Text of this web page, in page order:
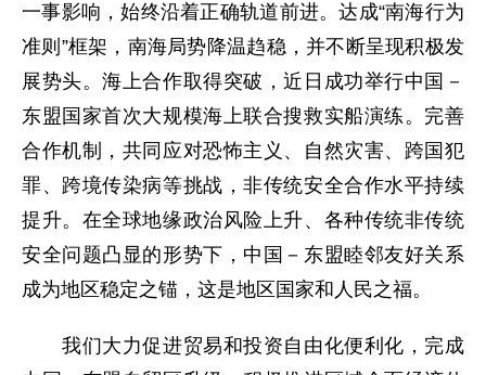
一事影响，始终沿着正确轨道前进。达成“南海行为
准则”框架，南海局势降温趋稳，并不断呈现积极发
展势头。海上合作取得突破，近日成功举行中国－
东盟国家首次大规模海上联合搜救实船演练。完善
合作机制，共同应对恐怖主义、自然灾害、跨国犯
罪、跨境传染病等挑战，非传统安全合作水平持续
提升。在全球地缘政治风险上升、各种传统非传统
安全问题凸显的形势下，中国－东盟睦邻友好关系
成为地区稳定之锚，这是地区国家和人民之福。
我们大力促进贸易和投资自由化便利化，完成